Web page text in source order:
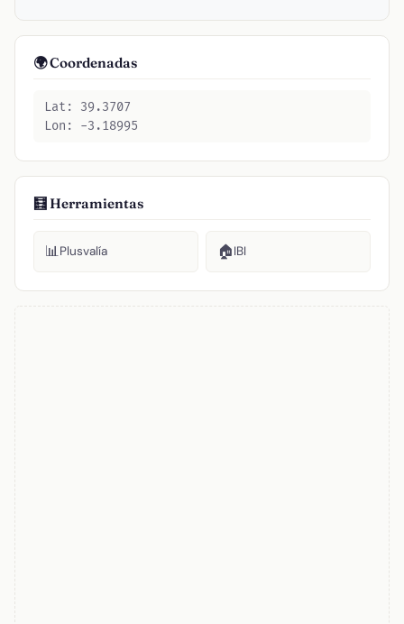
🌍 Coordenadas
Lat: 39.3707
Lon: -3.18995
🧮 Herramientas
📊Plusvalía 🏠IBI